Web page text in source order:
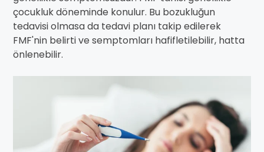
çocukluk döneminde konulur. Bu bozukluğun
tedavisi olmasa da tedavi planı takip edilerek
FMF'nin belirti ve semptomları hafifletilebilir, hatta
önlenebilir.